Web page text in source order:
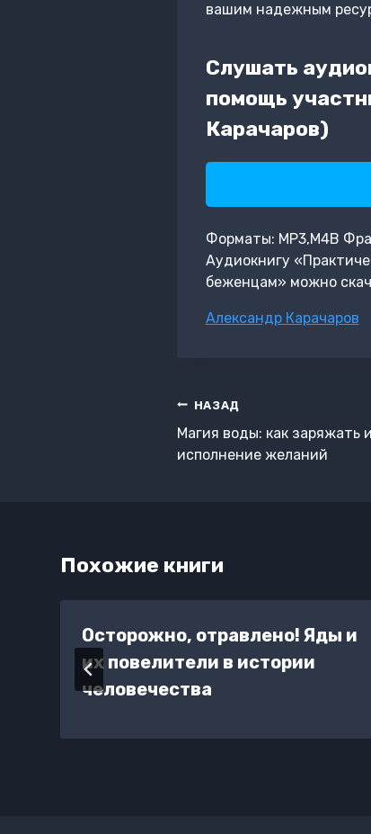
вашим надежным
Слушать
помощь
Карачаров)
Форматы: MP3,M4B
Аудиокнигу
беженцам» можно
Метки
Александр Карачаров
Навигация
по
записям
НАЗАД
Магия воды: как заряжать
исполнение желаний
Похожие книги
Осторожно, отравлено! Яды и
их повелители в истории
человечества